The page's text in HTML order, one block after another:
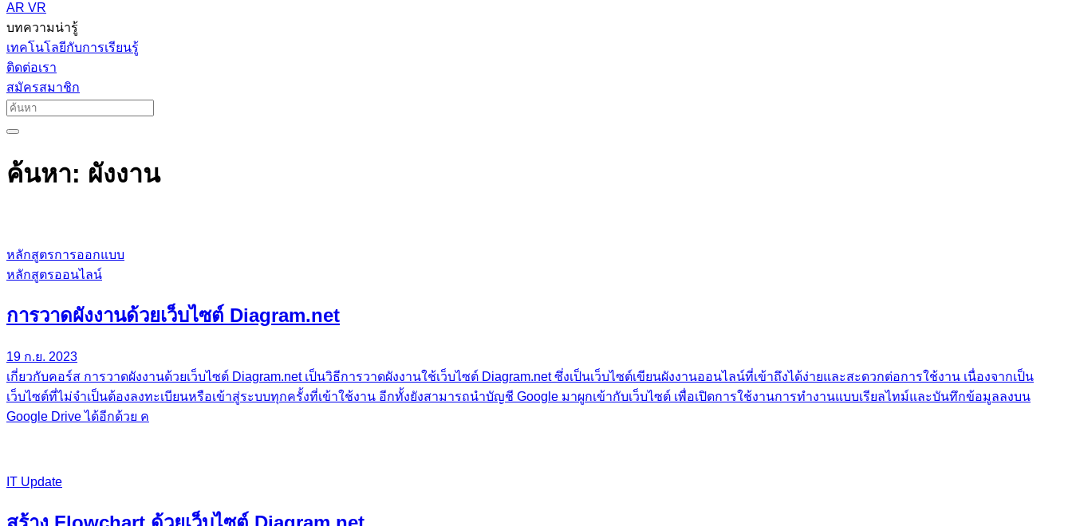
AR VR
บทความน่ารู้
เทคโนโลยีกับการเรียนรู้
ติดต่อเรา
สมัครสมาชิก
ค้นหา: ผังงาน
หลักสูตรการออกแบบ
หลักสูตรออนไลน์
การวาดผังงานด้วยเว็บไซต์ Diagram.net
19 ก.ย. 2023
เกี่ยวกับคอร์ส การวาดผังงานด้วยเว็บไซต์ Diagram.net เป็นวิธีการวาดผังงานใช้เว็บไซต์ Diagram.net ซึ่งเป็นเว็บไซต์เขียนผังงานออนไลน์ที่เข้าถึงได้ง่ายและสะดวกต่อการใช้งาน เนื่องจากเป็น
เว็บไซต์ที่ไม่จําเป็นต้องลงทะเบียนหรือเข้าสู่ระบบทุกครั้งที่เข้าใช้งาน อีกทั้งยังสามารถนำบัญชี Google มาผูกเข้ากับเว็บไซต์ เพื่อเปิดการใช้งานการทํางานแบบเรียลไทม์และบันทึกข้อมูลลงบน
Google Drive ได้อีกด้วย ค
IT Update